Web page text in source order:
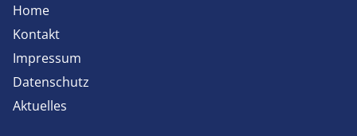
Home
Kontakt
Impressum
Datenschutz
Aktuelles